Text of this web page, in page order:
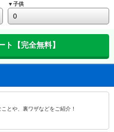
▼子供
とや、裏ワザなどをご紹介！